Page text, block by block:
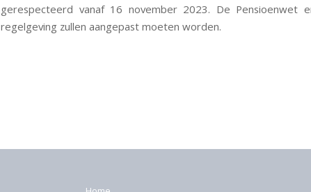
gerespecteerd vanaf 16 november 2023. De Pensioenwet
regelgeving zullen aangepast moeten worden.